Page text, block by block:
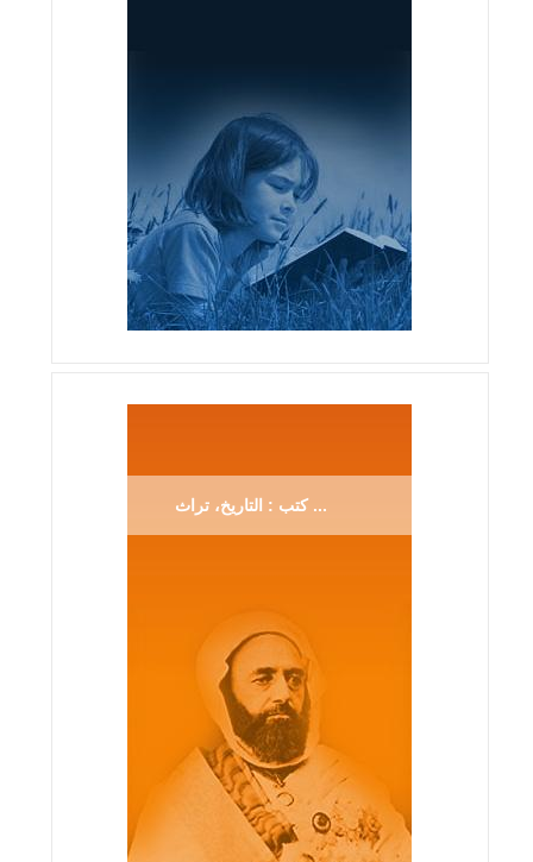
كتب : التاريخ، تراث ...